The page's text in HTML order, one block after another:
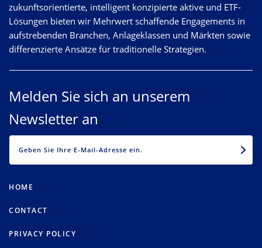
zukunftsorientierte, intelligent konzipierte aktive und ETF-
Lösungen bieten wir Mehrwert schaffende Engagements in
aufstrebenden Branchen, Anlageklassen und Märkten sowie
differenzierte Ansätze für traditionelle Strategien.
Melden Sie sich an unserem
Newsletter an
HOME
CONTACT
PRIVACY POLICY